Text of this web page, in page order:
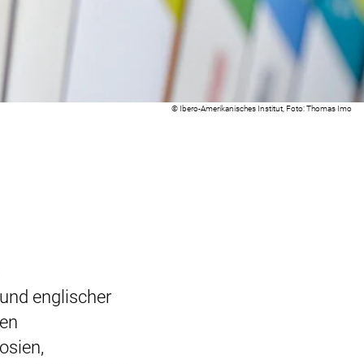
Rechtliche Information zum dekorativen Bild:
© Ibero-Amerikanisches Institut, Foto: Thomas Imo
englischer